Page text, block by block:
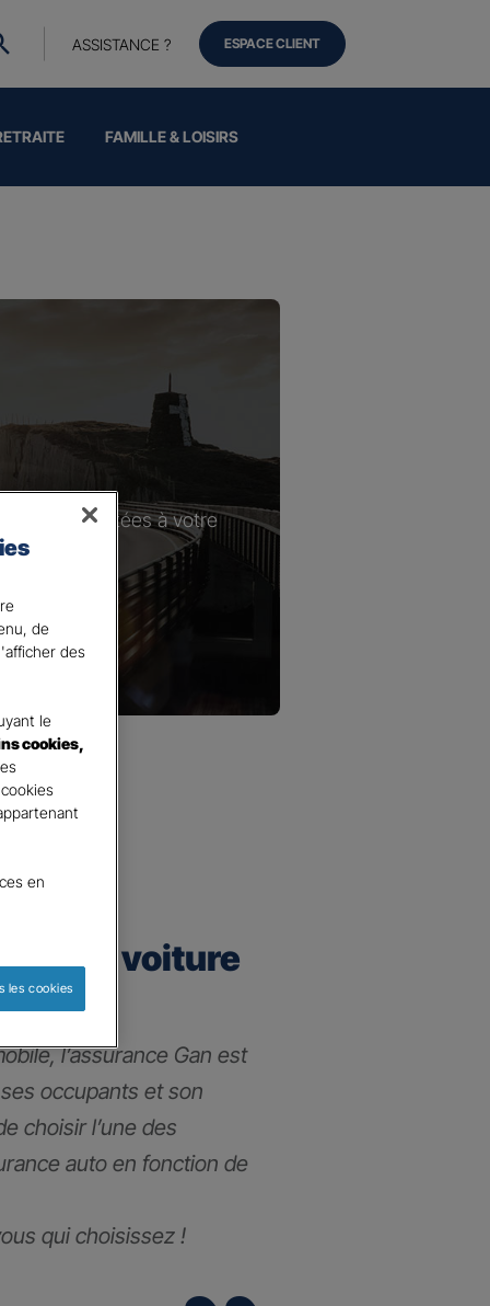
FAMILLE & LOISIRS
ASSISTANCE ? ESPACE CLIENT
plus adaptées à votre
voiture
l’assurance Gan est
occupants et son
choisir l’une des
auto en fonction de
qui choisissez !
de
des
le
cookies,
en
les cookies